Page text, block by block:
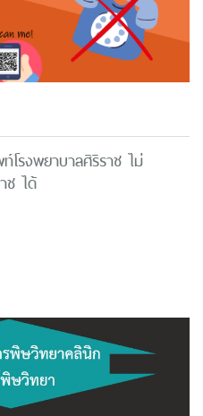
โรงพยาบาลศิริราช ไม่
ช ได้